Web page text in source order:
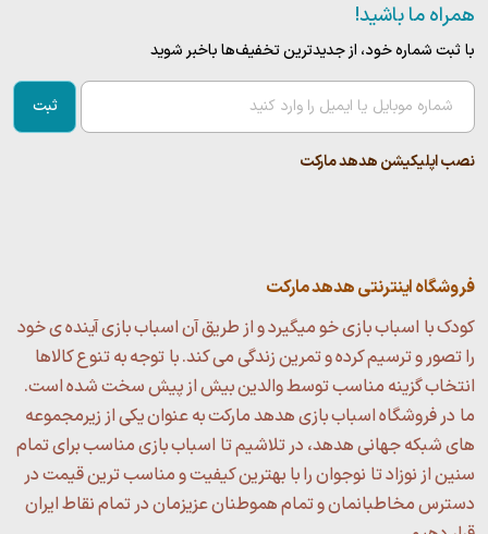
همراه ما باشید!
با ثبت شماره خود، از جدید‌ترین تخفیف‌ها با‌خبر شوید
ثبت
نصب اپلیکیشن هدهد مارکت
فروشگاه اینترنتی هدهد مارکت
کودک با اسباب بازی خو میگیرد و از طریق آن اسباب بازی آینده ی خود
را تصور و ترسیم کرده و تمرین زندگی می کند. با توجه به تنوع کالاها
انتخاب گزینه مناسب توسط والدین بیش از پیش سخت شده است.
ما در فروشگاه اسباب بازی هدهد مارکت به عنوان یکی از زیرمجموعه
های شبکه جهانی هدهد، در تلاشیم تا اسباب بازی مناسب برای تمام
سنین از نوزاد تا نوجوان را با بهترین کیفیت و مناسب ترین قیمت در
دسترس مخاطبانمان و تمام هموطنان عزیزمان در تمام نقاط ایران